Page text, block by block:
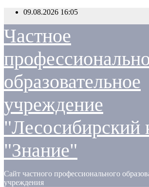
Перейти
содержимому
09.08.2026 16:05
Частное
образовательное
учреждение
"Лесосибирский
"Знание"
Сайт частного профессионального
учреждения